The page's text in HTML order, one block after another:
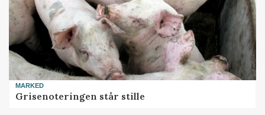
MARKED
Grisenoteringen står stille